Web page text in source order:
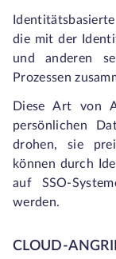
die mit der
und anderen
Prozessen
Diese Art von
persönlichen
drohen, sie
können durch
auf SSO-
werden.
CLOUD-